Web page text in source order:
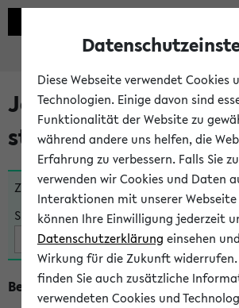
Jetzt und in Kürze
stattfindende
Zu viele Veranstaltungen?Fakultät
Suche:
Beginn um 8 Uhr
Diese Webseite verwendet Cookies
Technologien. Einige davon sind
Funktionalität der Website zu
während andere uns helfen, die
Erfahrung zu verbessern. Falls Sie
verwenden wir Cookies und Daten
Interaktionen mit unserer Webseite
können Ihre Einwilligung jederzeit
Datenschutzerklärung einsehen
Wirkung für die Zukunft
finden Sie auch zusätzliche
verwendeten Cookies und